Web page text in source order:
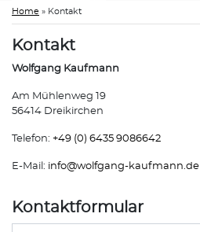
Home » Kontakt
Kontakt
Wolfgang Kaufmann
Am Mühlenweg 19
56414 Dreikirchen
Telefon: +49 (0) 6435 9086642
E-Mail: info@wolfgang-kaufmann.de
Kontaktformular